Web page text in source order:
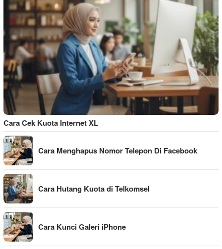
Cara Cek Kuota Internet XL
Cara Menghapus Nomor Telepon Di Facebook
Cara Hutang Kuota di Telkomsel
Cara Kunci Galeri iPhone